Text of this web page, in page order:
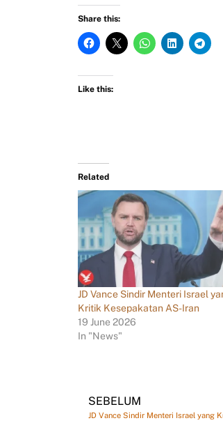
Share this:
Like this:
Related
JD Vance Sindir Menteri Israel
Kritik Kesepakatan AS-Iran
19 June 2026
In "News"
SEBELUM
JD Vance Sindir Menteri Israel yang